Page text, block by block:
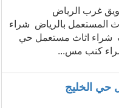
غرب الرياض
المستعمل بالرياض شراء
شراء اثاث مستعمل حي
كنب مس...
حي الخليج